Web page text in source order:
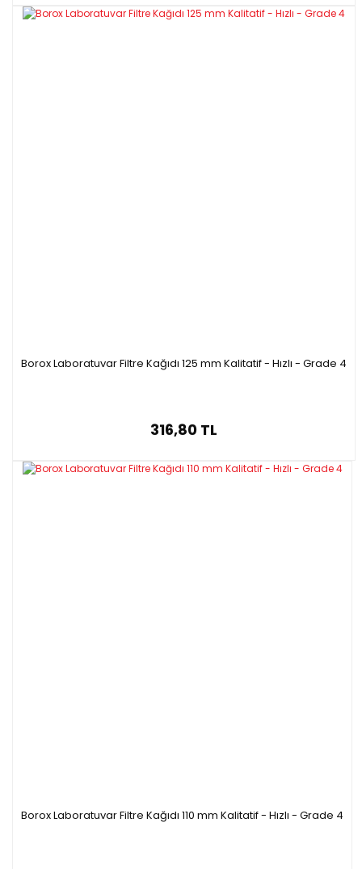
Borox Laboratuvar Filtre Kağıdı 125 mm Kalitatif - Hızlı - Grade 4
316,80 TL
Borox Laboratuvar Filtre Kağıdı 110 mm Kalitatif - Hızlı - Grade 4